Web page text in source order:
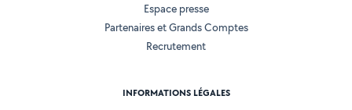
Espace presse
Partenaires et Grands Comptes
Recrutement
INFORMATIONS LÉGALES